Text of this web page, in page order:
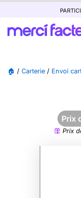
🏠 / Carterie / Envoi
Prix
Prix